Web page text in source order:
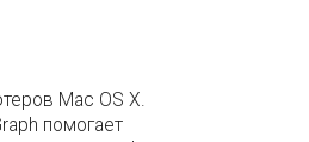
Mac OS X.
помогает